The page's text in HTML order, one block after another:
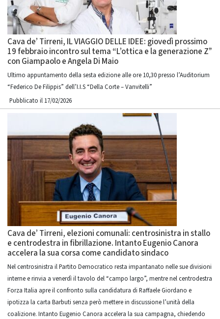
Cava de’ Tirreni, IL VIAGGIO DELLE IDEE: giovedì prossimo
19 febbraio incontro sul tema “L’ottica e la generazione Z”
con Giampaolo e Angela Di Maio
Ultimo appuntamento della sesta edizione alle ore 10,30 presso l’Auditorium
“Federico De Filippis” dell’I.I.S “Della Corte – Vanvitelli”
Pubblicato il 17/02/2026
Cava de’ Tirreni, elezioni comunali: centrosinistra in stallo
e centrodestra in fibrillazione. Intanto Eugenio Canora
accelera la sua corsa come candidato sindaco
Nel centrosinistra il Partito Democratico resta impantanato nelle sue divisioni
interne e rinvia a venerdì il tavolo del “campo largo”, mentre nel centrodestra
Forza Italia apre il confronto sulla candidatura di Raffaele Giordano e
ipotizza la carta Barbuti senza però mettere in discussione l’unità della
coalizione. Intanto Eugenio Canora accelera la sua campagna, chiedendo